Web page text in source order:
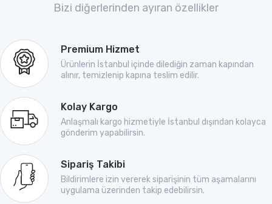
Bizi diğerlerinden ayıran özellikler
Premium Hizmet
Ürünlerin İstanbul içinde dilediğin zaman kapından
alınır, temizlenip kapına teslim edilir.
Kolay Kargo
Anlaşmalı kargo hizmetiyle İstanbul dışından kolayca
gönderim yapabilirsin.
Sipariş Takibi
Bildirimlere izin vererek siparişinin tüm aşamalarını
uygulama üzerinden takip edebilirsin.